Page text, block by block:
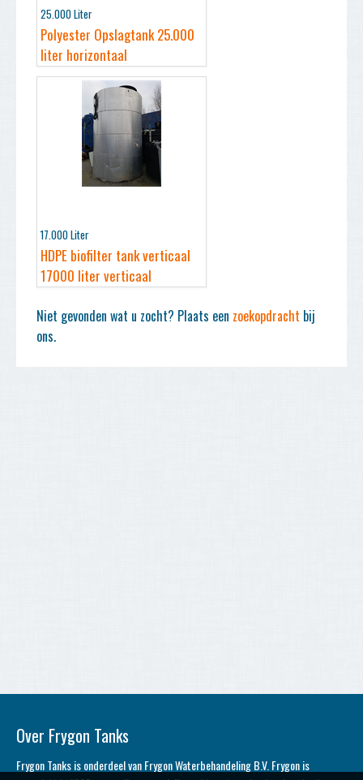
25.000 Liter
Polyester Opslagtank 25.000
liter horizontaal
17.000 Liter
HDPE biofilter tank verticaal
17000 liter verticaal
Niet gevonden wat u zocht? Plaats een zoekopdracht bij
ons.
Over Frygon Tanks
Frygon Tanks is onderdeel van Frygon Waterbehandeling B.V. Frygon is